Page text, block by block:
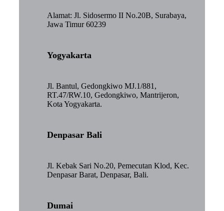
Alamat: Jl. Sidosermo II No.20B, Surabaya,
Jawa Timur 60239
Yogyakarta
Jl. Bantul, Gedongkiwo MJ.1/881,
RT.47/RW.10, Gedongkiwo, Mantrijeron,
Kota Yogyakarta.
Denpasar Bali
Jl. Kebak Sari No.20, Pemecutan Klod, Kec.
Denpasar Barat, Denpasar, Bali.
Dumai